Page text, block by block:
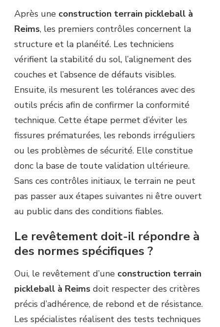
Après une construction terrain pickleball à
Reims, les premiers contrôles concernent la
structure et la planéité. Les techniciens
vérifient la stabilité du sol, l’alignement des
couches et l’absence de défauts visibles.
Ensuite, ils mesurent les tolérances avec des
outils précis afin de confirmer la conformité
technique. Cette étape permet d’éviter les
fissures prématurées, les rebonds irréguliers
ou les problèmes de sécurité. Elle constitue
donc la base de toute validation ultérieure.
Sans ces contrôles initiaux, le terrain ne peut
pas passer aux étapes suivantes ni être ouvert
au public dans des conditions fiables.
Le revêtement doit-il répondre à
des normes spécifiques ?
Oui, le revêtement d’une construction terrain
pickleball à Reims doit respecter des critères
précis d’adhérence, de rebond et de résistance.
Les spécialistes réalisent des tests techniques